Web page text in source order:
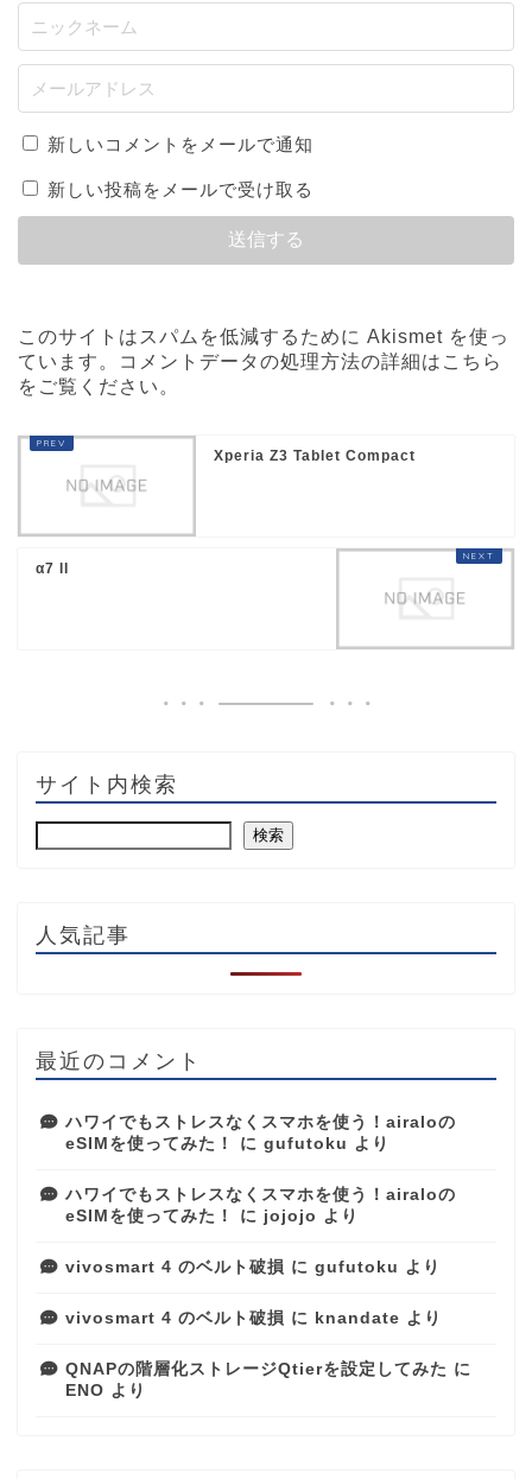
新しいコメントをメールで通知
新しい投稿をメールで受け取る
このサイトはスパムを低減するために Akismet を使っ
ています。
コメントデータの処理方法の詳細はこちら
をご覧ください 。
Xperia Z3 Tablet Compact
α7 II
サイト内検索
検索
人気記事
最近のコメント
ハワイでもストレスなくスマホを使う！airaloの
eSIMを使ってみた！
に gufutoku より
ハワイでもストレスなくスマホを使う！airaloの
eSIMを使ってみた！
に jojojo より
vivosmart 4 のベルト破損 に gufutoku より
vivosmart 4 のベルト破損 に knandate より
QNAPの階層化ストレージQtierを設定してみた に
ENO より